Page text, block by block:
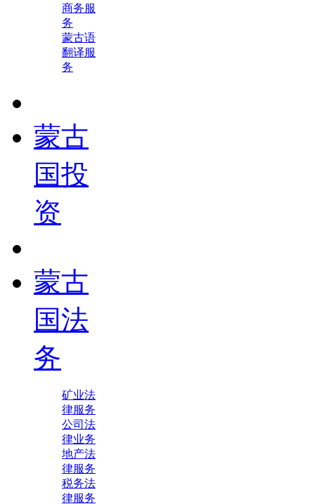
商务服
务
蒙古语
翻译服
务
蒙古
国投
资
蒙古
国法
务
矿业法
律服务
公司法
律业务
地产法
律服务
税务法
律服务